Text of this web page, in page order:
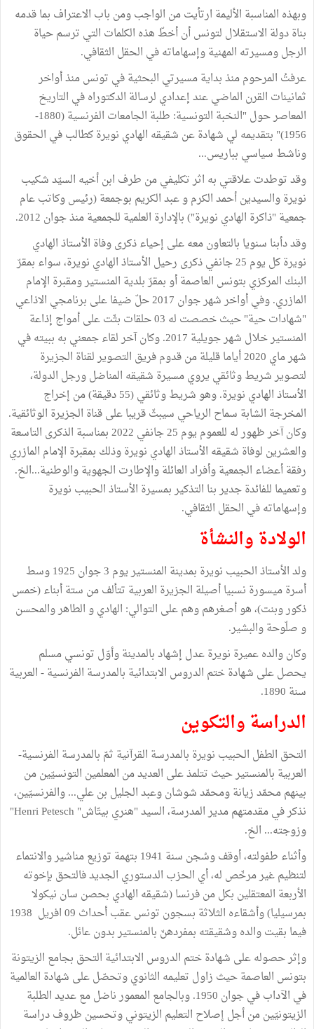
وبهذه المناسبة الأليمة ارتأيت من الواجب ومن باب الاعتراف بما قدمه
بناة دولة الاستقلال لتونس أن أخطّ هذه الكلمات التي ترسم حياة
الرجل ومسيرته المهنية وإسهاماته في الحقل الثقافي.
عرفتُ المرحوم منذ بداية مسيرتي البحثية في تونس منذ أواخر
ثمانينات القرن الماضي عند إعدادي لرسالة الدكتوراه في التاريخ
المعاصر حول "النخبة التونسية: طلبة الجامعات الفرنسية (1880-
1956)" بتقديمه لي شهادة عن شقيقه الهادي نويرة كطالب في الحقوق
وناشط سياسي بباريس...
وقد توطدت علاقتي به اثر تكليفي من طرف ابن أخيه السيّد شكيب
نويرة والسيدين أحمد الكرم و عبد الكريم بوجمعة (رئيس وكاتب عام
جمعية "ذاكرة الهادي نويرة") بالإدارة العلمية للجمعية منذ جوان 2012.
وقد دأبنا سنويا بالتعاون معه على إحياء ذكرى وفاة الأستاذ الهادي
نويرة كل يوم 25 جانفي ذكرى رحيل الأستاذ الهادي نويرة، سواء بمقرّ
البنك المركزي بتونس العاصمة أو بمقرّ بلدية المنستير ومقبرة الإمام
المازري. وفي أواخر شهر جوان 2017 حلّ ضيفا على برنامجي الاذاعي
"شهادات حية" حيث خصصت له 03 حلقات بثّت على أمواج إذاعة
المنستير خلال شهر جويلية 2017. وكان آخر لقاء جمعني به ببيته في
شهر ماي 2020 أياما قليلة من قدوم فريق التصوير لقناة الجزيرة
لتصوير شريط وثائقي يروي مسيرة شقيقه المناضل ورجل الدولة،
الأستاذ الهادي نويرة. وهو شريط وثائقي (55 دقيقة) من إخراج
المخرجة الشابة سماح الرياحي سيبثّ قريبا على قناة الجزيرة الوثائقية.
وكان آخر ظهور له للعموم يوم 25 جانفي 2022 بمناسبة الذكرى التاسعة
والعشرين لوفاة شقيقه الأستاذ الهادي نويرة وذلك بمقبرة الإمام المازري
رفقة أعضاء الجمعية وأفراد العائلة والإطارت الجهوية والوطنية...الخ.
وتعميما للفائدة جدير بنا التذكير بمسيرة الأستاذ الحبيب نويرة
وإسهاماته في الحقل الثقافي.
الولادة والنشأة
ولد الأستاذ الحبيب نويرة بمدينة المنستير يوم 3 جوان 1925 وسط
أسرة ميسورة نسبيا أصيلة الجزيرة العربية تتألف من ستة أبناء (خمس
ذكور وبنت)، هو أصغرهم وهم على التوالي: الهادي و الطاهر والمحسن
و صلّوحة والبشير.
وكان والده عميرة نويرة عدل إشهاد بالمدينة وأوّل تونسي مسلم
يحصل على شهادة ختم الدروس الابتدائية بالمدرسة الفرنسية - العربية
سنة 1890.
الدراسة والتكوين
التحق الطفل الحبيب نويرة بالمدرسة القرآنية ثمّ بالمدرسة الفرنسية-
العربية بالمنستير حيث تتلمذ على العديد من المعلمين التونسيّين من
بينهم محمّد زيانة ومحمّد شوشان وعبد الجليل بن علي... والفرنسيّين،
نذكر في مقدمتهم مدير المدرسة، السيد "هنري بيتّاش" Henri Petesch"
وزوجته... الخ.
وأثناء طفولته، أوقف وسُجن سنة 1941 بتهمة توزيع مناشير والانتماء
لتنظيم غير مرخّص له، أي الحزب الدستوري الجديد فالتحق بإخوته
الأربعة المعتقلين بكل من فرنسا (شقيقه الهادي بحصن سان نيكولا
بمرسيليا) وأشقاءه الثلاثة بسجون تونس عقب أحداث 09 افريل 1938
فيما بقيت والده وشقيقته بمفردهنّ بالمنستير بدون عائل.
وإثر حصوله على شهادة ختم الدروس الابتدائية التحق بجامع الزيتونة
بتونس العاصمة حيث زاول تعليمه الثانوي وتحصّل على شهادة العالمية
في الآداب في جوان 1950. وبالجامع المعمور ناضل مع عديد الطلبة
الزيتونيّين من أجل إصلاح التعليم الزيتوني وتحسين ظروف دراسة